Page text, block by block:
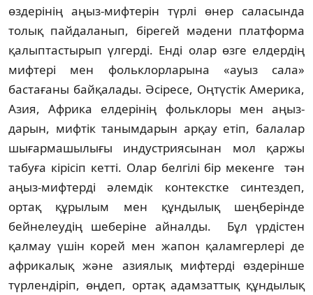
өздерінің аңыз-мифтерін түрлі өнер саласында
толық пайдаланып, бірегей мә­дени платформа
қалыптастырып үлгерді. Ен­ді олар өзге елдердің
мифтері мен фо­льк­лорларына «ауыз сала»
бастағаны бай­қала­ды. Әсіресе, Оңтүстік Америка,
Азия, Аф­рика елдерінің фольклоры мен аңыз­
дарын, мифтік танымдарын арқау етіп, балалар
шығармашылығы индуст­рия­сынан мол қаржы
табуға кірі­сіп кетті. Олар белгілі бір мекенге тән
аңыз-мифтерді әлемдік контекстке синтездеп,
ортақ құрылым мен құндылық шең­берінде
бейнелеудің ше­беріне айналды. Бұл үрдістен
қалмау үшін корей мен жа­пон қалам­герлері де
афри­ка­лық және азиялық мифтерді өздерінше
түрлендіріп, өңдеп, ортақ адамзаттық құндылық